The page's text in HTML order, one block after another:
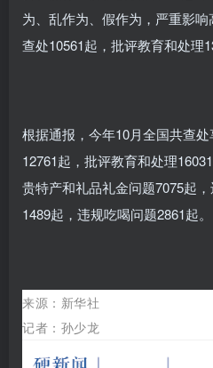
为、乱作为、假作为，严重影响
查处10561起，批评教育和处理
根据通报，今年10月全国共查
12761起，批评教育和处理
贵特产和礼品礼金问题7075起
1489起，违规吃喝问题2861起。
来源： 新华社
记者：孙少龙